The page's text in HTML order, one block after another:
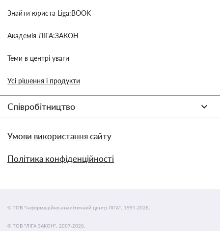
Знайти юриста Liga:BOOK
Академія ЛІГА:ЗАКОН
Теми в центрі уваги
Усі рішення і продукти
Співробітництво
Умови використання сайту
Політика конфіденційності
© ТОВ "інформаційно-аналітичний центр ЛІГА", 1991-2026.
© ТОВ "ЛІГА ЗАКОН", 2007-2026.